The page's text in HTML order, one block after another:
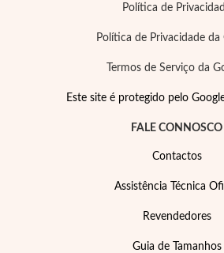
Política de
Política de Privacidade da
Termos de Serviço da
Este site é protegido pelo
FALE CONNOSCO
Contactos
Assistência Técnica
Revendedores
Guia de Tamanhos